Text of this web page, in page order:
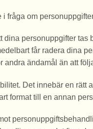
i fråga om
dina personuppgifter
får radera dina
andra ändamål än att
Det innebär en rätt
format till en annan